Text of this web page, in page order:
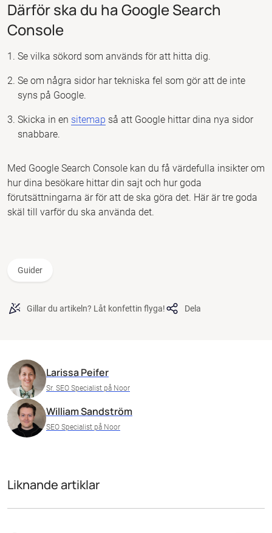
Därför ska du ha Google Search
Console
Se vilka sökord som används för att hitta dig.
Se om några sidor har tekniska fel som gör att de inte
syns på Google.
Skicka in en sitemap så att Google hittar dina nya sidor
snabbare.
Med Google Search Console kan du få värdefulla insikter om
hur dina besökare hittar din sajt och hur goda
förutsättningarna är för att de ska göra det. Här är tre goda
skäl till varför du ska använda det.
Guider
Gillar du artikeln? Låt konfettin flyga! Dela
Larissa Peifer
Sr. SEO Specialist på Noor
William Sandström
SEO Specialist på Noor
Liknande artiklar